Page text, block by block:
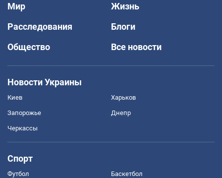
Мир
Жизнь
Расследования
Блоги
Общество
Все новости
Новости Украины
Киев Харьков
Запорожье Днепр
Черкассы
Спорт
Футбол Баскетбол